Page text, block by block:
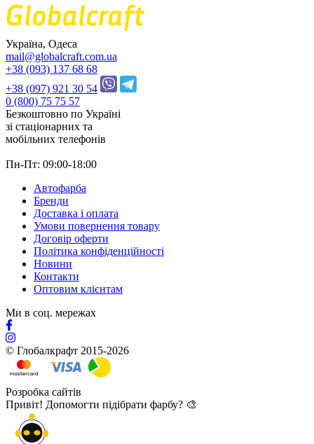
Україна, Одеса
mail@globalcraft.com.ua
+38 (093) 137 68 68
+38 (097) 921 30 54
0 (800) 75 75 57
Безкоштовно по Україні
зі стацiонарних та
мобільних телефонів
Пн-Пт: 09:00-18:00
Автофарба
Бренди
Доставка і оплата
Умови повернення товару
Договір оферти
Політика конфіденційності
Новини
Контакти
Оптовим клієнтам
Ми в соц. мережах
© Глобалкрафт 2015-2026
Розробка сайтів
Привіт! Допомогти підібрати фарбу? 🎨